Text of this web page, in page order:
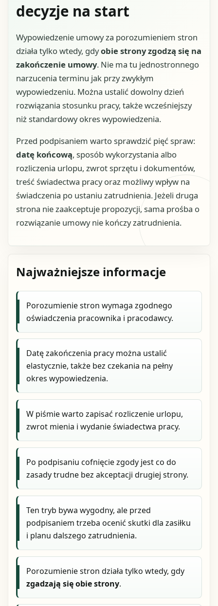
decyzje na start
Wypowiedzenie umowy za porozumieniem stron
działa tylko wtedy, gdyobie strony zgodzą się na
zakończenie umowy. Nie ma tu jednostronnego
narzucenia terminu jak przy zwykłym
wypowiedzeniu. Można ustalić dowolny dzień
rozwiązania stosunku pracy, także wcześniejszy
niż standardowy okres wypowiedzenia.
Przed podpisaniem warto sprawdzić pięć spraw:
datę końcową, sposób wykorzystania albo
rozliczenia urlopu, zwrot sprzętu i dokumentów,
treść świadectwa pracy oraz możliwy wpływ na
świadczenia po ustaniu zatrudnienia. Jeżeli druga
strona nie zaakceptuje propozycji, sama prośba o
rozwiązanie umowy nie kończy zatrudnienia.
Najważniejsze informacje
Porozumienie stron wymaga zgodnego
oświadczenia pracownika i pracodawcy.
Datę zakończenia pracy można ustalić
elastycznie, także bez czekania na pełny
okres wypowiedzenia.
W piśmie warto zapisać rozliczenie urlopu,
zwrot mienia i wydanie świadectwa pracy.
Po podpisaniu cofnięcie zgody jest co do
zasady trudne bez akceptacji drugiej strony.
Ten tryb bywa wygodny, ale przed
podpisaniem trzeba ocenić skutki dla zasiłku
i planu dalszego zatrudnienia.
Porozumienie stron działa tylko wtedy, gdy
zgadzają się obie strony.